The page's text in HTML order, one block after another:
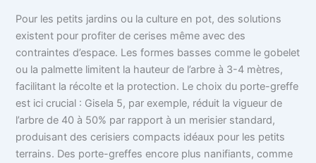
Pour les petits jardins ou la culture en pot, des solutions
existent pour profiter de cerises même avec des
contraintes d’espace. Les formes basses comme le gobelet
ou la palmette limitent la hauteur de l’arbre à 3-4 mètres,
facilitant la récolte et la protection. Le choix du porte-greffe
est ici crucial : Gisela 5, par exemple, réduit la vigueur de
l’arbre de 40 à 50% par rapport à un merisier standard,
produisant des cerisiers compacts idéaux pour les petits
terrains. Des porte-greffes encore plus nanifiants, comme